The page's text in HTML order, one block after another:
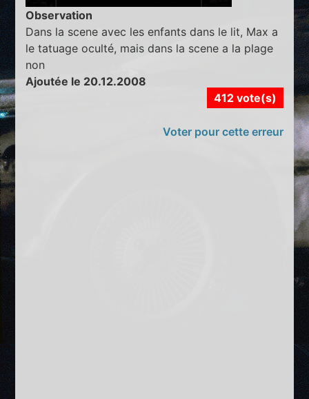
Observation
Dans la scene avec les enfants dans le lit, Max a
le tatuage oculté, mais dans la scene a la plage
non
Ajoutée le 20.12.2008
412 vote(s)
Voter pour cette erreur